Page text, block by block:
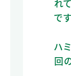
れ
で
ハ
回